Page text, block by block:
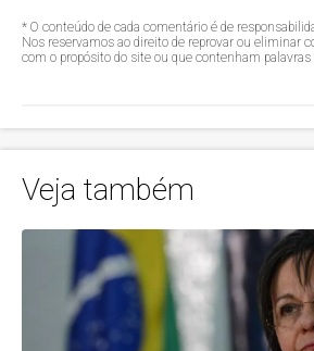
* O conteúdo de cada comentário é de
Nos reservamos ao direito de reprovar ou eliminar
com o propósito do site ou que contenham palavras
Veja também